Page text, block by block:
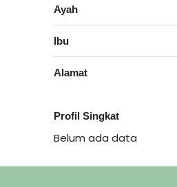
Ayah
Ibu
Alamat
Profil Singkat
Belum ada data